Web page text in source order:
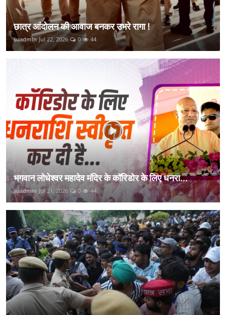
छात्र आंदोलन की आवाज बनकर उभरे रागा !
suadmin Jul 22, 2026 0 44
भगवान लोधेश्वर महादेव मंदिर के कॉरिडोर के लिए धनरा...
suadmin Jul 21, 2026 0 44